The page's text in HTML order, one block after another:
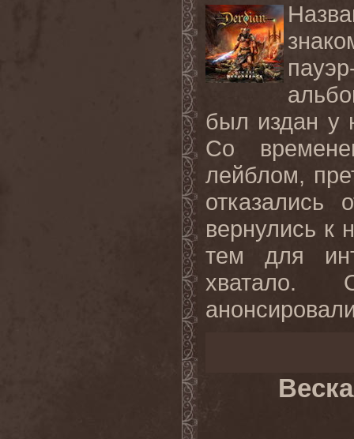
был издан у
Со
лейблом,
отказались
вернулись к
тем для
хватало.